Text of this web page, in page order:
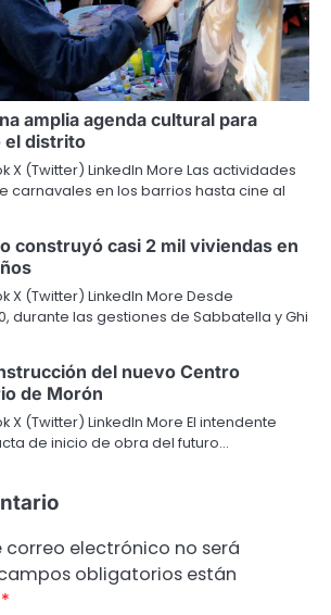
amplia agenda cultural para
el distrito
X (Twitter) LinkedIn More Las actividades
carnavales en los barrios hasta cine al
construyó casi 2 mil viviendas en
X (Twitter) LinkedIn More Desde
durante las gestiones de Sabbatella y Ghi
del nuevo Centro
de Morón
X (Twitter) LinkedIn More El intendente
de inicio de obra del futuro…
correo electrónico no será
obligatorios están
*